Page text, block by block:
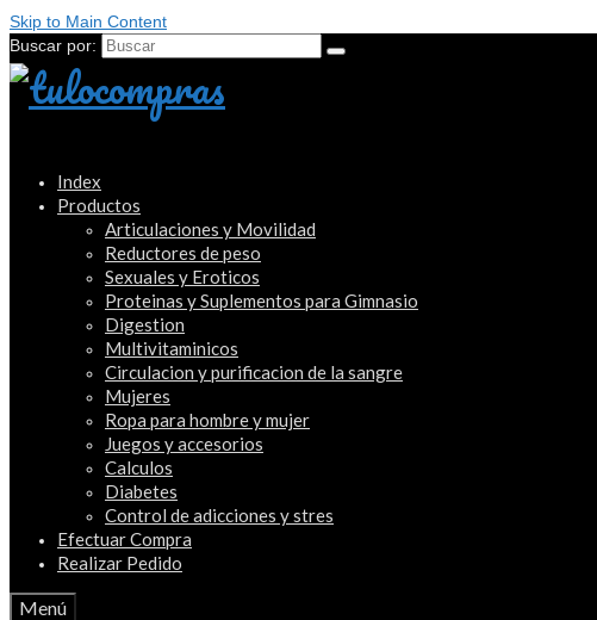
Skip to Main Content
Buscar por:
Index
Productos
Articulaciones y Movilidad
Reductores de peso
Sexuales y Eroticos
Proteinas y Suplementos para Gimnasio
Digestion
Multivitaminicos
Circulacion y purificacion de la sangre
Mujeres
Ropa para hombre y mujer
Juegos y accesorios
Calculos
Diabetes
Control de adicciones y stres
Efectuar Compra
Realizar Pedido
Menú